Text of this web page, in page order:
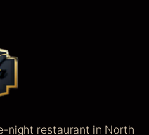
night restaurant in North